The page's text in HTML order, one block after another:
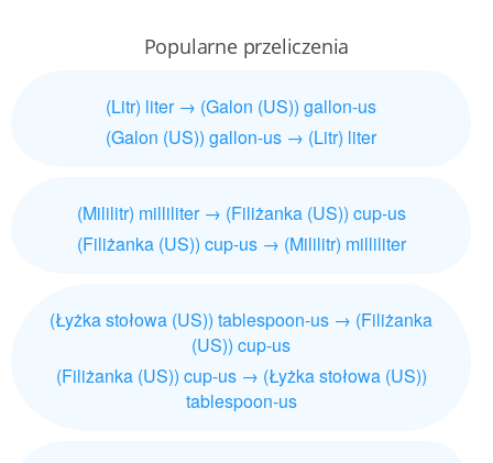
Popularne przeliczenia
(Litr) liter → (Galon (US)) gallon-us
(Galon (US)) gallon-us → (Litr) liter
(Mililitr) milliliter → (Filiżanka (US)) cup-us
(Filiżanka (US)) cup-us → (Mililitr) milliliter
(Łyżka stołowa (US)) tablespoon-us → (Filiżanka
(US)) cup-us
(Filiżanka (US)) cup-us → (Łyżka stołowa (US))
tablespoon-us